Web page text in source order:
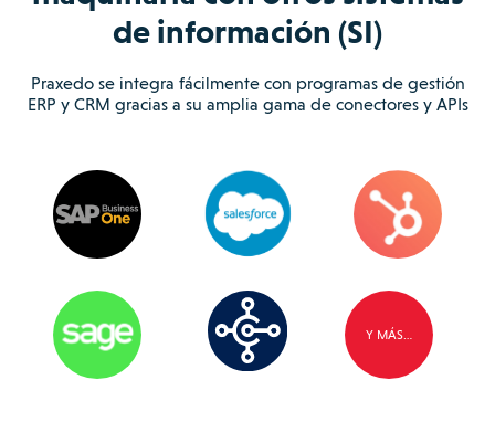
de información (SI)
Praxedo se integra fácilmente con programas de gestión
ERP y CRM gracias a su amplia gama de conectores y APIs
Y MÁS…